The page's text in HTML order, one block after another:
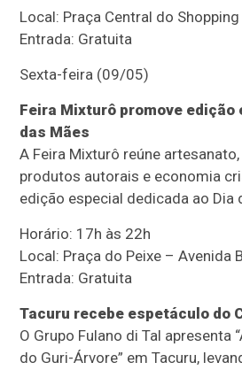
Local: Praça Central do
Entrada: Gratuita
Sexta-feira (09/05)
Feira Mixturô promove edição
das Mães
A Feira Mixturô reúne
produtos autorais e economia
edição especial dedicada ao Dia
Horário: 17h às 22h
Local: Praça do Peixe – Avenida
Entrada: Gratuita
Tacuru recebe espetáculo do
O Grupo Fulano di Tal apresenta
do Guri-Árvore” em Tacuru,